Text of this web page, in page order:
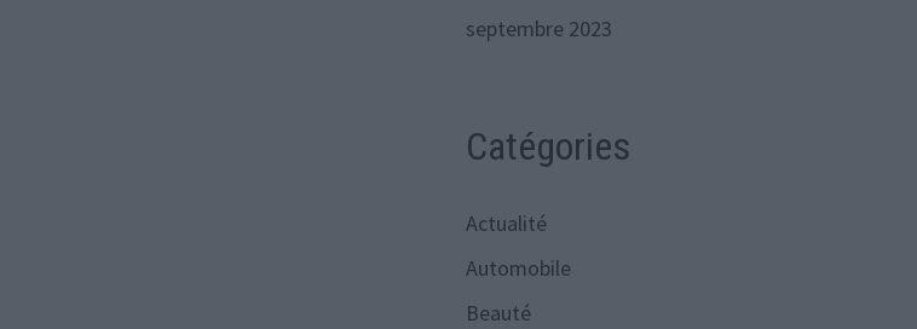
septembre 2023
Catégories
Actualité
Automobile
Beauté